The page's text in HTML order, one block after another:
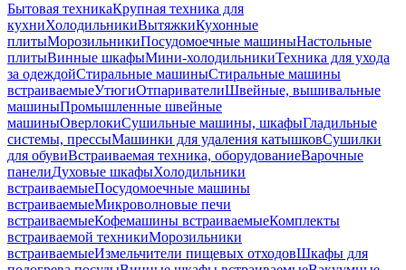
Бытовая техникаКрупная техника для
кухниХолодильникиВытяжкиКухонные
плитыМорозильникиПосудомоечные машиныНастольные
плитыВинные шкафыМини-холодильникиТехника для ухода
за одеждойСтиральные машиныСтиральные машины
встраиваемыеУтюгиОтпаривателиШвейные, вышивальные
машиныПромышленные швейные
машиныОверлокиСушильные машины, шкафыГладильные
системы, прессыМашинки для удаления катышковСушилки
для обувиВстраиваемая техника, оборудованиеВарочные
панелиДуховые шкафыХолодильники
встраиваемыеПосудомоечные машины
встраиваемыеМикроволновые печи
встраиваемыеКофемашины встраиваемыеКомплекты
встраиваемой техникиМорозильники
встраиваемыеИзмельчители пищевых отходовШкафы для